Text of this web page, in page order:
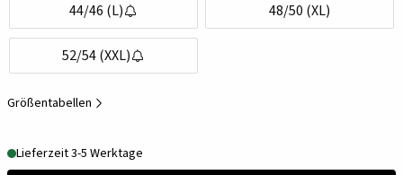
44/46 (L) 48/50 (XL)
52/54 (XXL)
Größentabellen
Lieferzeit 3-5 Werktage